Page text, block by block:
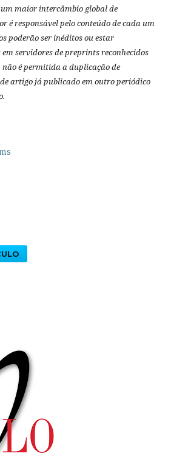
maior intercâmbio global de
é responsável pelo conteúdo de cada um
poderão ser inéditos ou estar
servidores de preprints reconhecidos
não é permitida a duplicação de
artigo já publicado em outro periódico